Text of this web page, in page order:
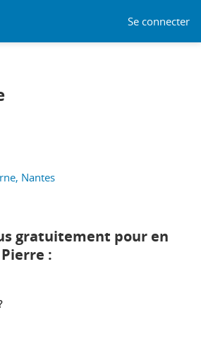
Se connecter
Nantes
gratuitement pour en
: